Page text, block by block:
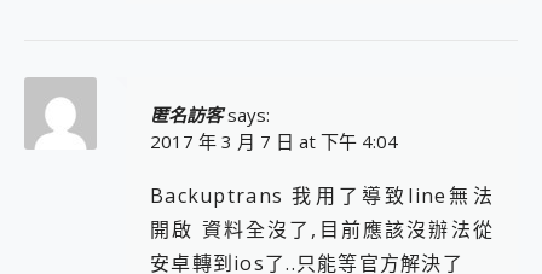
匿名訪客 says:
2017 年 3 月 7 日 at 下午 4:04
Backuptrans 我用了導致line無法
開啟 資料全沒了,目前應該沒辦法從
安卓轉到ios了..只能等官方解決了